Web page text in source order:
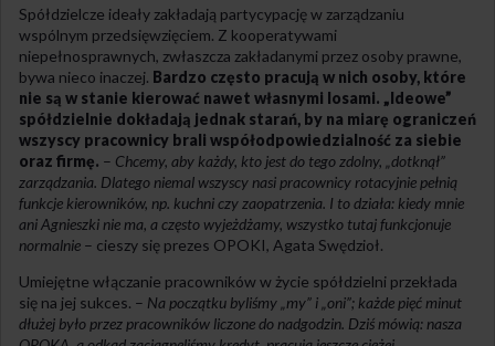
Spółdzielcze ideały zakładają partycypację w zarządzaniu
wspólnym przedsięwzięciem. Z kooperatywami
niepełnosprawnych, zwłaszcza zakładanymi przez osoby prawne,
bywa nieco inaczej. Bardzo często pracują w nich osoby, które
nie są w stanie kierować nawet własnymi losami. „Ideowe”
spółdzielnie dokładają jednak starań, by na miarę ograniczeń
wszyscy pracownicy brali współodpowiedzialność za siebie
oraz firmę. – Chcemy, aby każdy, kto jest do tego zdolny, „dotknął”
zarządzania. Dlatego niemal wszyscy nasi pracownicy rotacyjnie pełnią
funkcje kierowników, np. kuchni czy zaopatrzenia. I to działa: kiedy mnie
ani Agnieszki nie ma, a często wyjeżdżamy, wszystko tutaj funkcjonuje
normalnie – cieszy się prezes OPOKI, Agata Swędzioł.
Umiejętne włączanie pracowników w życie spółdzielni przekłada
się na jej sukces. – Na początku byliśmy „my” i „oni”; każde pięć minut
dłużej było przez pracowników liczone do nadgodzin. Dziś mówią: nasza